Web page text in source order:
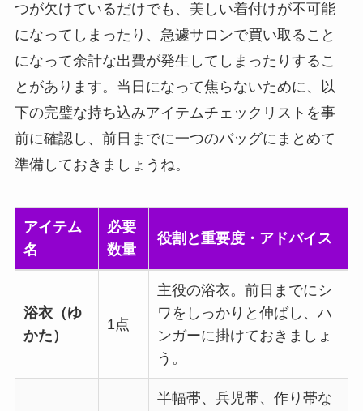
つが欠けているだけでも、美しい着付けが不可能
になってしまったり、急遽サロンで買い取ること
になって余計な出費が発生してしまったりするこ
とがあります。当日になって焦らないために、以
下の完璧な持ち込みアイテムチェックリストを事
前に確認し、前日までに一つのバッグにまとめて
準備しておきましょうね。
アイテム
名
必要
数量
役割と重要度・アドバイス
浴衣（ゆ
かた）
1点
主役の浴衣。前日までにシ
ワをしっかりと伸ばし、ハ
ンガーに掛けておきましょ
う。
半幅帯、兵児帯、作り帯な